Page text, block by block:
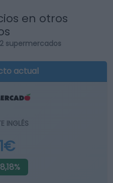
en otros
supermercados
actual
INGLÉS